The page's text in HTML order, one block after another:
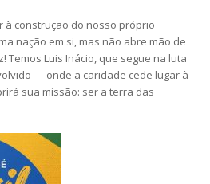
à construção do nosso próprio
nação em si, mas não abre mão de
Temos Luis Inácio, que segue na luta
— onde a caridade cede lugar à
sua missão: ser a terra das